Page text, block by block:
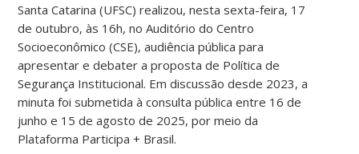
Santa Catarina (UFSC) realizou, nesta sexta-feira, 17
de outubro, às 16h, no Auditório do Centro
Socioeconômico (CSE), audiência pública para
apresentar e debater a proposta de Política de
Segurança Institucional. Em discussão desde 2023, a
minuta foi submetida à consulta pública entre 16 de
junho e 15 de agosto de 2025, por meio da
Plataforma Participa + Brasil.